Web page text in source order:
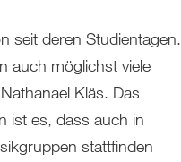
seit deren Studientagen.
auch möglichst viele
Kläs. Das
ist es, dass auch in
stattfinden